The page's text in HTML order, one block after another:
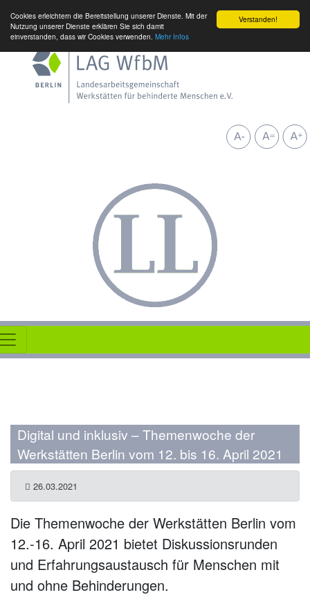
Verstanden!
Cookies erleichtern die Bereitstellung unserer Dienste. Mit der
Nutzung unserer Dienste erklären Sie sich damit
einverstanden, dass wir Cookies verwenden. Mehr Infos
Digital und inklusiv – Themenwoche der
Werkstätten Berlin vom 12. bis 16. April 2021
26.03.2021
Die Themenwoche der Werkstätten Berlin vom
12.-16. April 2021 bietet Diskussionsrunden
und Erfahrungsaustausch für Menschen mit
und ohne Behinderungen.